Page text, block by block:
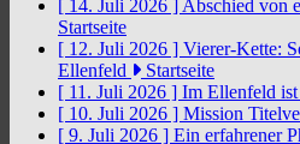
[ 14. Juli 2026 ] Abschied von
Startseite
[ 12. Juli 2026 ] Vierer-Kette:
Ellenfeld
Startseite
[ 11. Juli 2026 ] Im Ellenfeld
[ 10. Juli 2026 ] Mission
[ 9. Juli 2026 ] Ein erfahrener